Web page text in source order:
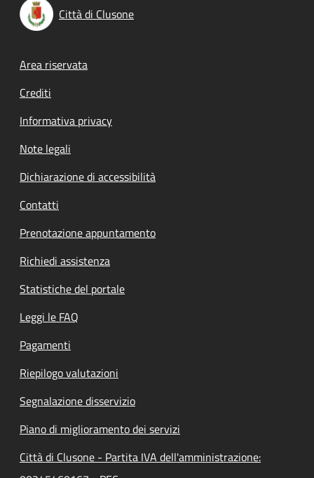
Città di Clusone
Footer menu
Area riservata
Crediti
Informativa privacy
Note legali
Dichiarazione di accessibilità
Contatti
Prenotazione appuntamento
Richiedi assistenza
Statistiche del portale
Leggi le FAQ
Pagamenti
Riepilogo valutazioni
Segnalazione disservizio
Piano di miglioramento dei servizi
Città di Clusone - Partita IVA dell'amministrazione: